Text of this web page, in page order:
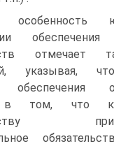
особенность
обеспечения
отмечает
указывая,
обеспечения
в том, что к